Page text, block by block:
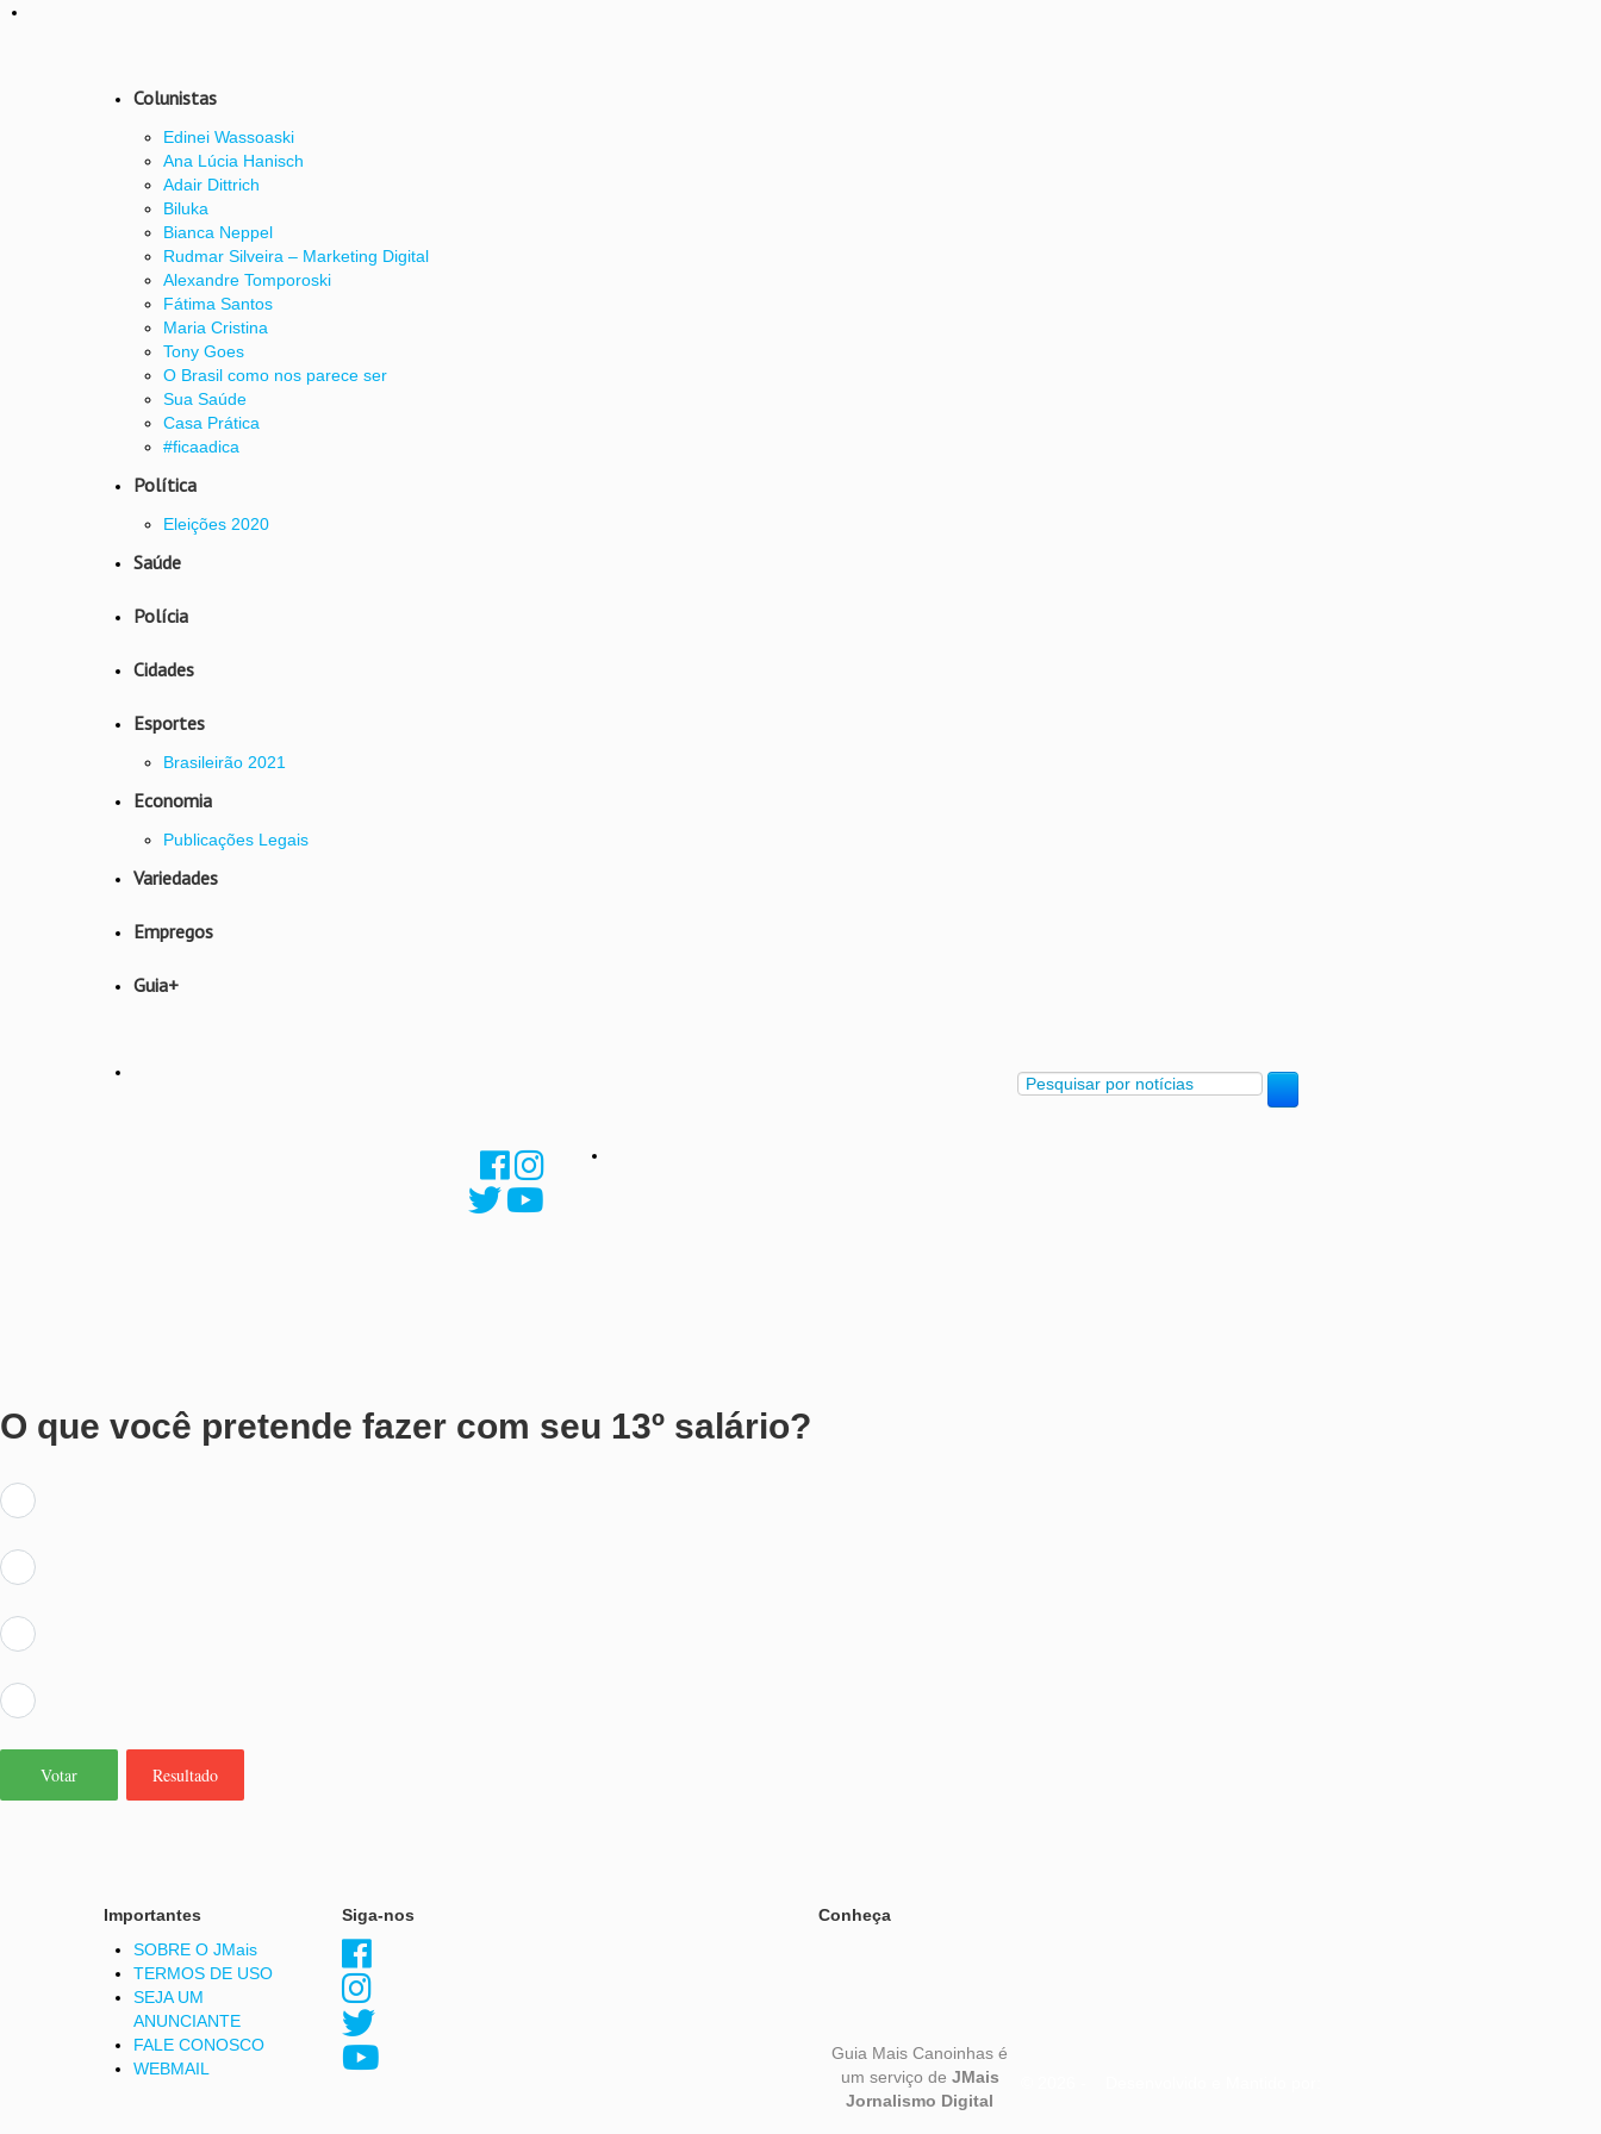
Colunistas
Edinei Wassoaski
Ana Lúcia Hanisch
Adair Dittrich
Biluka
Bianca Neppel
Rudmar Silveira – Marketing Digital
Alexandre Tomporoski
Fátima Santos
Maria Cristina
Tony Goes
O Brasil como nos parece ser
Sua Saúde
Casa Prática
#ficaadica
Política
Eleições 2020
Saúde
Polícia
Cidades
Esportes
Brasileirão 2021
Economia
Publicações Legais
Variedades
Empregos
Guia+
O que você pretende fazer com seu 13º salário?
Votar Resultado
Importantes
SOBRE O JMais
TERMOS DE USO
SEJA UM
ANUNCIANTE
FALE CONOSCO
WEBMAIL
Siga-nos Conheça
Guia Mais Canoinhas é
um serviço de JMais
Jornalismo Digital